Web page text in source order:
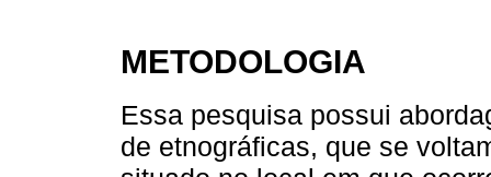
METODOLOGIA
Essa pesquisa possui
de etnográficas, que se